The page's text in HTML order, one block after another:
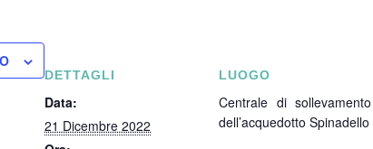
DETTAGLI
Data:
21 Dicembre 2022
LUOGO
Centrale di sollevamento
dell’acquedotto Spinadello